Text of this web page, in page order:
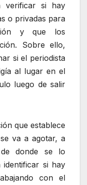
verificar si hay
o privadas para
y que los
Sobre ello,
si el periodista
al lugar en el
luego de salir
que establece
va a agotar, a
donde se lo
identificar si hay
con el